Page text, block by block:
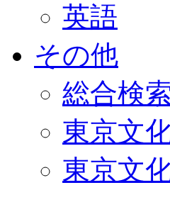
英語
その他
総合検
東京文
東京文